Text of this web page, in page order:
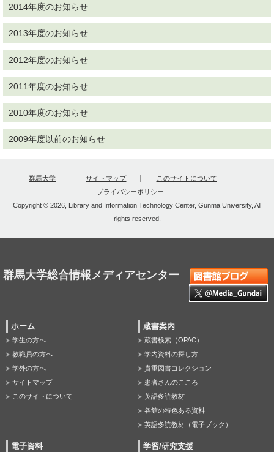
2014年度のお知らせ
2013年度のお知らせ
2012年度のお知らせ
2011年度のお知らせ
2010年度のお知らせ
2009年度以前のお知らせ
群馬大学 サイトマップ
このサイトについて
プライバシーポリシー
Copyright © 2026, Library and Information Technology Center, Gunma University, All
rights reserved.
群馬大学総合情報メディアセンター
ホーム
学生の方へ
教職員の方へ
学外の方へ
サイトマップ
このサイトについて
蔵書案内
蔵書検索（OPAC）
学内資料の探し方
貴重図書コレクション
患者さんのこころ
英語多読教材
各館の特色ある資料
英語多読教材（電子ブック）
電子資料 学習/研究支援